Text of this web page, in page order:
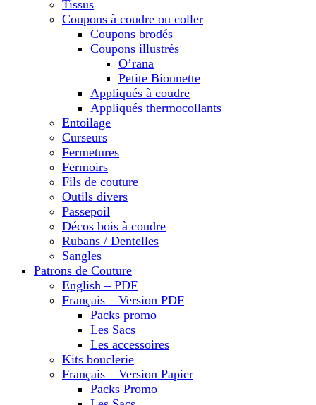
Tissus
Coupons à coudre ou coller
Coupons brodés
Coupons illustrés
O’rana
Petite Biounette
Appliqués à coudre
Appliqués thermocollants
Entoilage
Curseurs
Fermetures
Fermoirs
Fils de couture
Outils divers
Passepoil
Décos bois à coudre
Rubans / Dentelles
Sangles
Patrons de Couture
English – PDF
Français – Version PDF
Packs promo
Les Sacs
Les accessoires
Kits bouclerie
Français – Version Papier
Packs Promo